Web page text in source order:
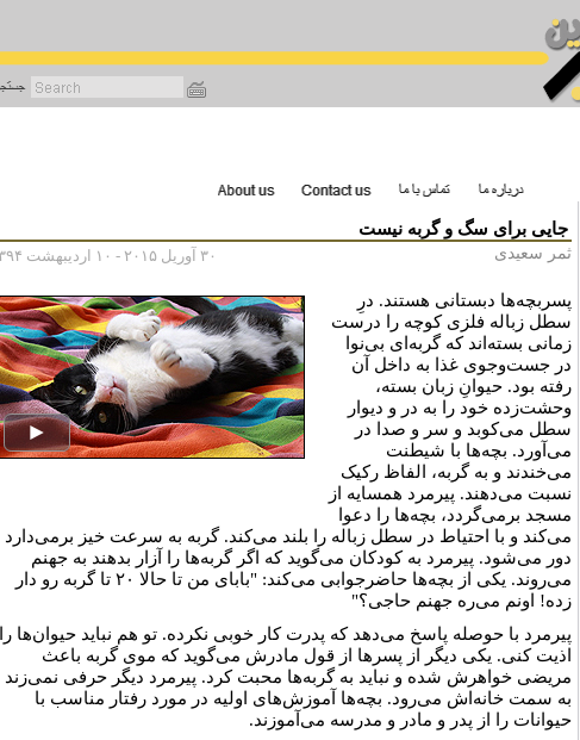
جایی برای سگ و گربه نیست
۳۰ آوریل ۲۰۱۵ - ۱۰ اردیبهشت ۱۳۹۴ ثمر سعیدی
پسربچه‌ها دبستانی هستند. درِ
سطل زباله فلزی کوچه را درست
زمانی بسته‌اند که گربه‌ای بی‌نوا
در جست‌وجوی غذا به داخل آن
رفته بود. حیوانِ زبان بسته،
وحشت‌زده خود را به در و دیوار
سطل می‌کوبد و سر و صدا در
می‌آورد. بچه‌ها با شیطنت
می‌خندند و به گربه، الفاظ رکیک
نسبت می‌دهند. پیرمرد همسایه از
مسجد برمی‌گردد، بچه‌ها را دعوا
می‌کند و با احتیاط در سطل زباله را بلند می‌کند. گربه به سرعت خیز برمی‌دارد
دور می‌شود. پیرمرد به کودکان می‌گوید که اگر گربه‌ها را آزار بدهند به جهنم
می‌روند. یکی از بچه‌ها حاضرجوابی می‌کند: "بابای من تا حالا ۲۰ تا گربه رو دار
زده! اونم می‌ره جهنم حاجی؟"
پیرمرد با حوصله پاسخ می‌دهد که پدرت کار خوبی نکرده. تو هم نباید حیوان‌ها را
اذیت کنی. یکی دیگر از پسرها از قول مادرش می‌گوید که موی گربه باعث
مریضی خواهرش شده و نباید به گربه‌ها محبت کرد. پیرمرد دیگر حرفی نمی‌زند
به سمت خانه‌اش می‌رود. بچه‌ها آموزش‌های اولیه در مورد رفتار مناسب با
حیوانات را از پدر و مادر و مدرسه می‌آموزند.